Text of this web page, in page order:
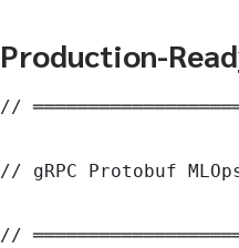
Production-
//
// gRPC Protobuf
//